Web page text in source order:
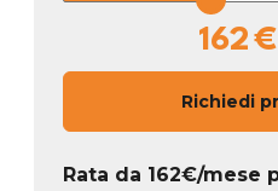
162€
Richiedi
Rata da 162€/mese